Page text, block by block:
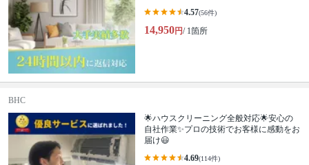
4.57(56件)
14,950円/ 1箇所
BHC
🌟ハウスクリーニング全般対応🌟安心の
自社作業✨プロの技術でお客様に感動をお
届け😃
4.69(114件)